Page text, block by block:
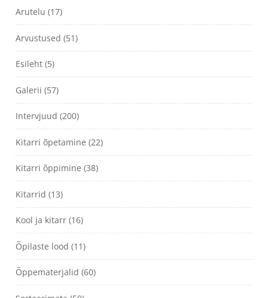
Arutelu (17)
Arvustused (51)
Esileht (5)
Galerii (57)
Intervjuud (200)
Kitarri õpetamine (22)
Kitarri õppimine (38)
Kitarrid (13)
Kool ja kitarr (16)
Õpilaste lood (11)
Õppematerjalid (60)